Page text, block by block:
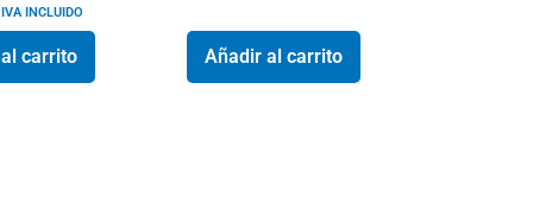
IVA INCLUIDO
carrito Añadir al carrito